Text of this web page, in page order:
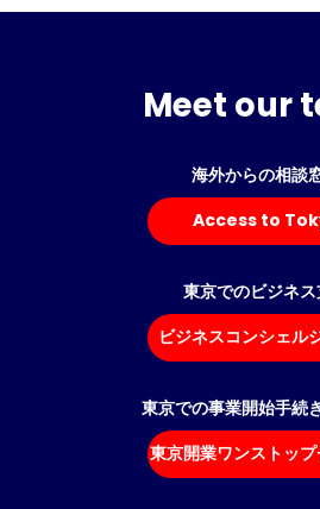
Meet our
海外からの相談
Access to
東京でのビジネ
ビジネスコンシェル
東京での事業開始手続
東京開業ワンストッ